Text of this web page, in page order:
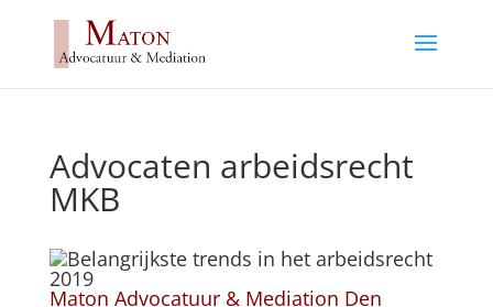
Advocaten arbeidsrecht
MKB
Maton Advocatuur & Mediation Den